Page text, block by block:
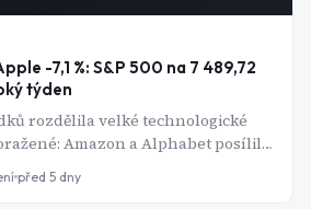
-7,1 %: S&P 500 na 7 489,72
týden
rozdělila velké technologické
Amazon a Alphabet posílily
Apple ztratil přes 7 %. Fed
dluhopisů ale vylétly na
před 5 dny